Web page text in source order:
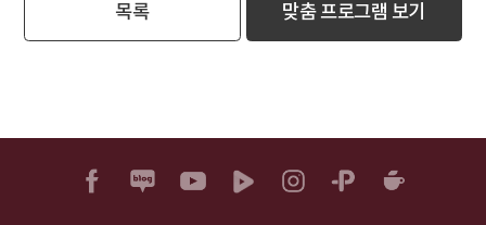
목록 맞춤 프로그램 보기